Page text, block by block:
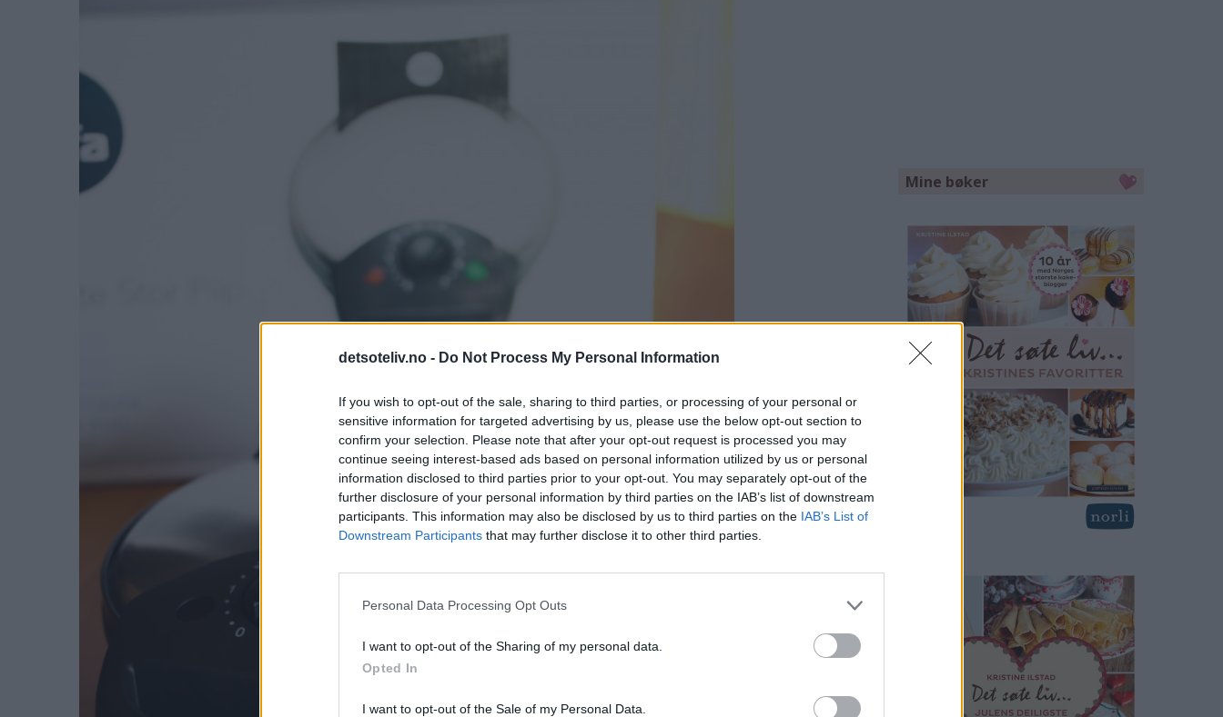
detsoteliv.no - Do Not Process My Personal Information
If you wish to opt-out of the sale, sharing to third parties, or processing of your personal or
sensitive information for targeted advertising by us, please use the below opt-out section to
confirm your selection. Please note that after your opt-out request is processed you may
continue seeing interest-based ads based on personal information utilized by us or personal
information disclosed to third parties prior to your opt-out. You may separately opt-out of the
further disclosure of your personal information by third parties on the IAB’s list of downstream
participants. This information may also be disclosed by us to third parties on the IAB’s List of
Downstream Participants that may further disclose it to other third parties.
Personal Data Processing Opt Outs
I want to opt-out of the Sharing of my personal data.
Opted In
I want to opt-out of the Sale of my Personal Data.
Mine bøker